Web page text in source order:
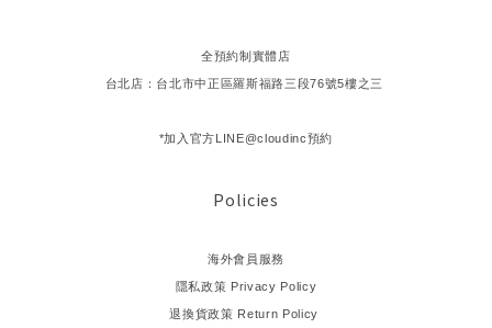
全預約制實體店
台北店：台北市中正區羅斯福路三段76號5樓之三
*加入官方LINE@cloudinc預約
Policies
海外會員服務
隱私政策 Privacy Policy
退換貨政策 Return Policy